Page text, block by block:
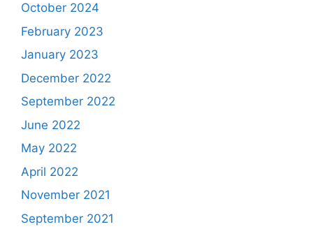
October 2024
February 2023
January 2023
December 2022
September 2022
June 2022
May 2022
April 2022
November 2021
September 2021